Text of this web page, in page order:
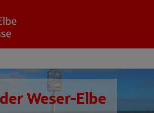
Weser-Elbe